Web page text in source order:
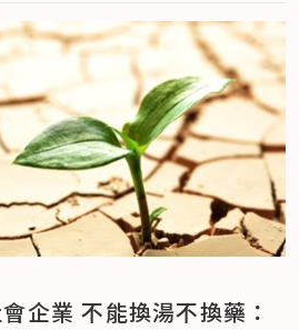
企業 不能換湯不換藥：